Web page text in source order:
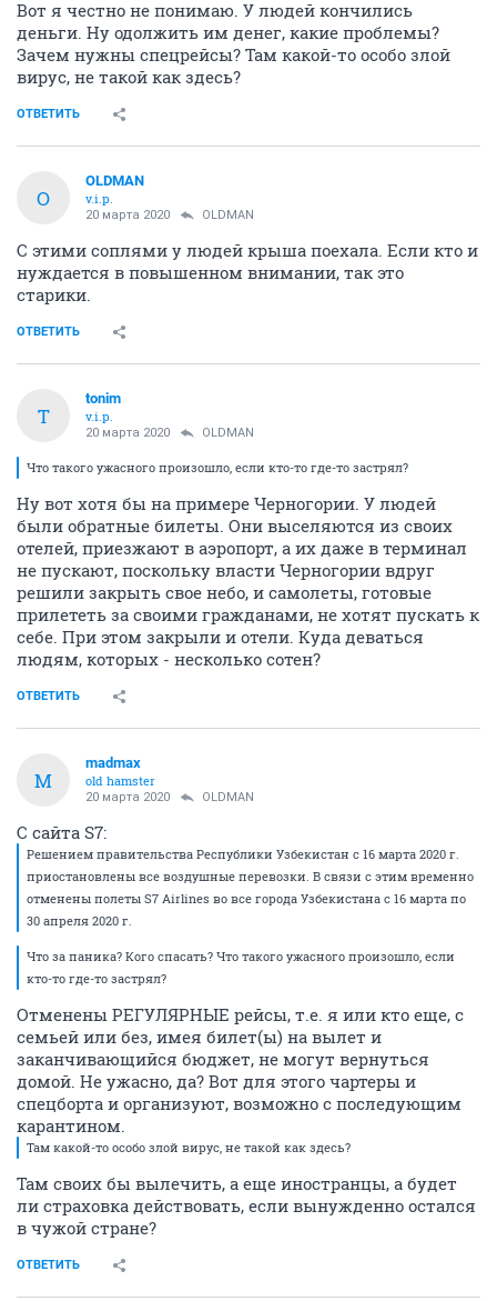
Вот я честно не понимаю. У людей кончились
деньги. Ну одолжить им денег, какие проблемы?
Зачем нужны спецрейсы? Там какой-то особо злой
вирус, не такой как здесь?
ОТВЕТИТЬ
O
OLDMAN
v.i.p.
20 марта 2020 OLDMAN
С этими соплями у людей крыша поехала. Если кто и
нуждается в повышенном внимании, так это
старики.
ОТВЕТИТЬ
T
tonim
v.i.p.
20 марта 2020 OLDMAN
Что такого ужасного произошло, если кто-то где-то застрял?
Ну вот хотя бы на примере Черногории. У людей
были обратные билеты. Они выселяются из своих
отелей, приезжают в аэропорт, а их даже в терминал
не пускают, поскольку власти Черногории вдруг
решили закрыть свое небо, и самолеты, готовые
прилететь за своими гражданами, не хотят пускать к
себе. При этом закрыли и отели. Куда деваться
людям, которых - несколько сотен?
ОТВЕТИТЬ
M
madmax
old hamster
20 марта 2020 OLDMAN
С сайта S7:
Решением правительства Республики Узбекистан с 16 марта 2020 г.
приостановлены все воздушные перевозки. В связи с этим временно
отменены полеты S7 Airlines во все города Узбекистана c 16 марта по
30 апреля 2020 г.
Что за паника? Кого спасать? Что такого ужасного произошло, если
кто-то где-то застрял?
Отменены РЕГУЛЯРНЫЕ рейсы, т.е. я или кто еще, с
семьей или без, имея билет(ы) на вылет и
заканчивающийся бюджет, не могут вернуться
домой. Не ужасно, да? Вот для этого чартеры и
спецборта и организуют, возможно с последующим
карантином.
Там какой-то особо злой вирус, не такой как здесь?
Там своих бы вылечить, а еще иностранцы, а будет
ли страховка действовать, если вынужденно остался
в чужой стране?
ОТВЕТИТЬ